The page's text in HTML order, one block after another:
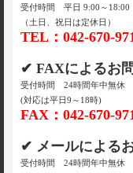
受付時間 平日 9:00～18:00
（土日、祝日は定休日）
TEL：042-670-
✔ FAXによるお
受付時間 24時間年中無休
(対応は平日9～18時)
FAX：042-670-
✔ メールによる
受付時間 24時間年中無休